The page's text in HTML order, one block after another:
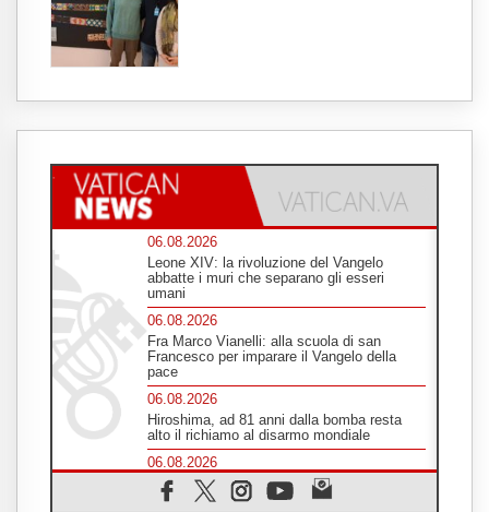
06.08.2026
Leone XIV: la rivoluzione del Vangelo
abbatte i muri che separano gli esseri
umani
06.08.2026
Fra Marco Vianelli: alla scuola di san
Francesco per imparare il Vangelo della
pace
06.08.2026
Hiroshima, ad 81 anni dalla bomba resta
alto il richiamo al disarmo mondiale
06.08.2026
Il Papa con i giovani ad Assisi: costruire la
civiltà dell'amore non delle contrapposizioni